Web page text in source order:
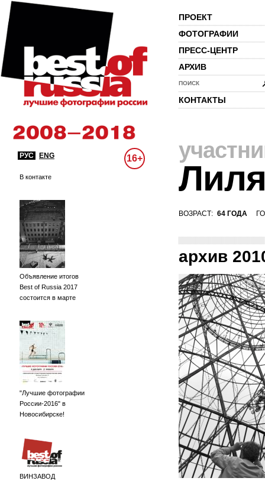
ПРОЕКТ
ФОТОГРАФИИ
ПРЕСС-ЦЕНТР
АРХИВ
ПОИСК
КОНТАКТЫ
РУС ENG 16+
В контакте
Объявление итогов
Best of Russia 2017
состоится в марте
"Лучшие фотографии
России-2016" в
Новосибирске!
ВИНЗАВОД
ВОЗРАСТ: 64 ГОДА
архив